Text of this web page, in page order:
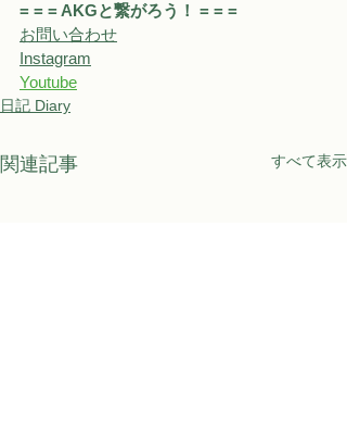
= = = AKGと繋がろう！ = = =
お問い合わせ
Instagram
Youtube
日記 Diary
関連記事 すべて表示